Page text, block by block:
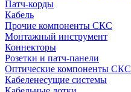
Патч-корды
Кабель
Прочие компоненты СКС
Монтажный инструмент
Коннекторы
Розетки и патч-панели
Оптические компоненты СКС
Кабеленесущие системы